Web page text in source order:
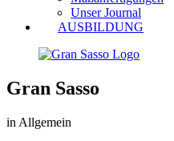
Unser Journal
AUSBILDUNG
Gran Sasso
in Allgemein